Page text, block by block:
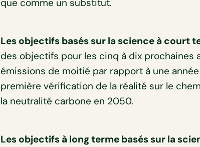
que comme un substitut.
Les objectifs basés sur la science à court
des objectifs pour les cinq à dix prochaines
émissions de moitié par rapport à une
première vérification de la réalité sur le
la neutralité carbone en 2050.
Les objectifs à long terme basés sur la